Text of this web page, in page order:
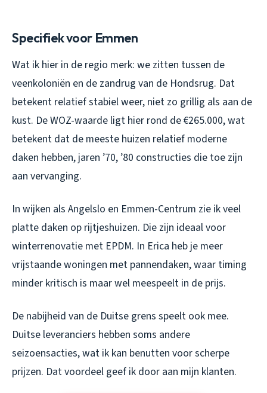
Specifiek voor Emmen
Wat ik hier in de regio merk: we zitten tussen de
veenkoloniën en de zandrug van de Hondsrug. Dat
betekent relatief stabiel weer, niet zo grillig als aan de
kust. De WOZ-waarde ligt hier rond de €265.000, wat
betekent dat de meeste huizen relatief moderne
daken hebben, jaren ’70, ’80 constructies die toe zijn
aan vervanging.
In wijken als Angelslo en Emmen-Centrum zie ik veel
platte daken op rijtjeshuizen. Die zijn ideaal voor
winterrenovatie met EPDM. In Erica heb je meer
vrijstaande woningen met pannendaken, waar timing
minder kritisch is maar wel meespeelt in de prijs.
De nabijheid van de Duitse grens speelt ook mee.
Duitse leveranciers hebben soms andere
seizoensacties, wat ik kan benutten voor scherpe
prijzen. Dat voordeel geef ik door aan mijn klanten.